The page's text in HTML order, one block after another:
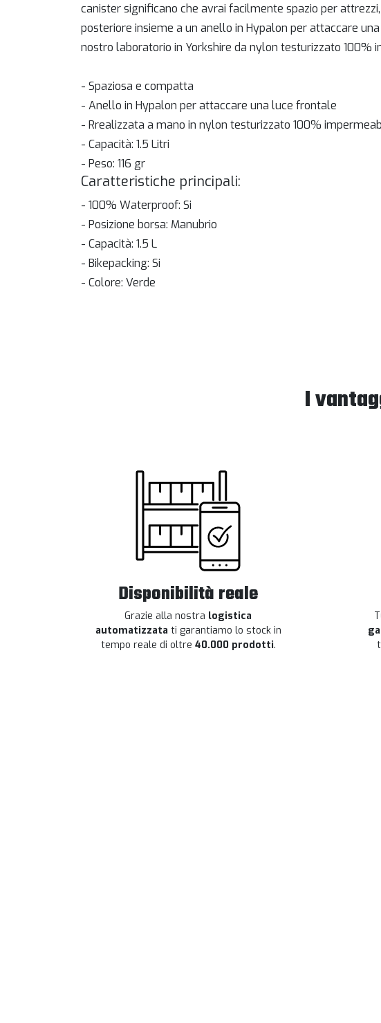
canister significano che avrai facilmente spazio per
posteriore insieme a un anello in Hypalon per attaccare
nostro laboratorio in Yorkshire da nylon testurizzato
- Spaziosa e compatta
- Anello in Hypalon per attaccare una luce frontale
- Rrealizzata a mano in nylon testurizzato 100%
- Capacità: 1.5 Litri
- Peso: 116 gr
Caratteristiche principali:
- 100% Waterproof: Si
- Posizione borsa: Manubrio
- Capacità: 1.5 L
- Bikepacking: Si
- Colore: Verde
I
Disponibilità reale
Grazie alla nostra logistica
automatizzata ti garantiamo lo stock in
tempo reale di oltre 40.000 prodotti.